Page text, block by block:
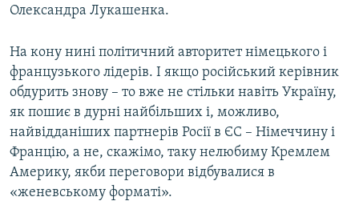
Олександра Лукашенка.
На кону нині політичний авторитет німецького і
французького лідерів. І якщо російський керівник
обдурить знову – то вже не стільки навіть Україну,
як пошиє в дурні найбільших і, можливо,
найвідданіших партнерів Росії в ЄС – Німеччину і
Францію, а не, скажімо, таку нелюбиму Кремлем
Америку, якби переговори відбувалися в
«женевському форматі».